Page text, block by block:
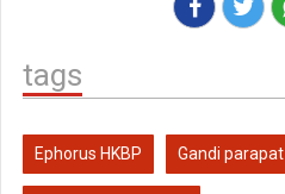
tags
Ephorus HKBP Gandi parapat